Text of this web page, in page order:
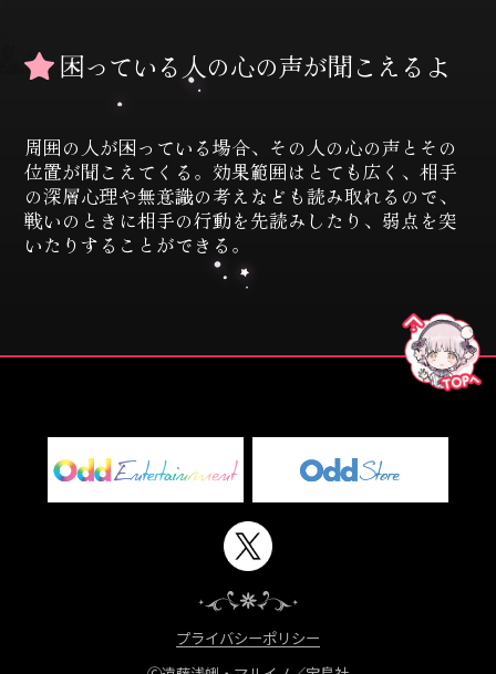
困っている人の心の声が聞こえるよ
周囲の人が困っている場合、その人の心の声とその
位置が聞こえてくる。効果範囲はとても広く、相手
の深層心理や無意識の考えなども読み取れるので、
戦いのときに相手の行動を先読みしたり、弱点を突
いたりすることができる。
プライバシーポリシー